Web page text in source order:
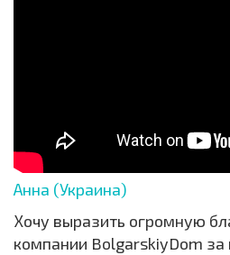
Анна (Украина)
Хочу выразить огромную
компании BolgarskiyDom